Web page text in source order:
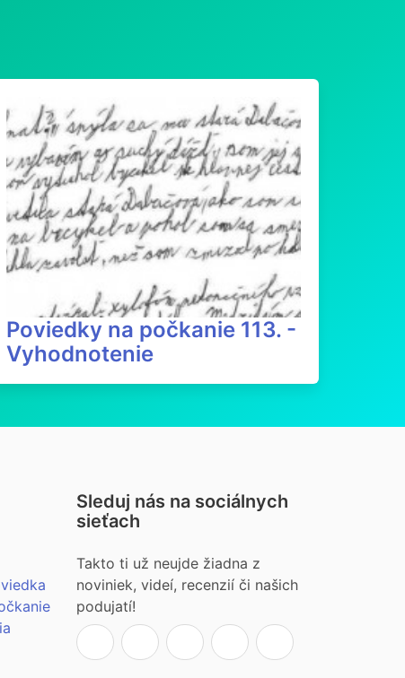
Poviedky na počkanie 113. -
Vyhodnotenie
Sleduj nás na sociálnych
sieťach
Takto ti už neujde žiadna z
noviniek, videí, recenzií či našich
podujatí!